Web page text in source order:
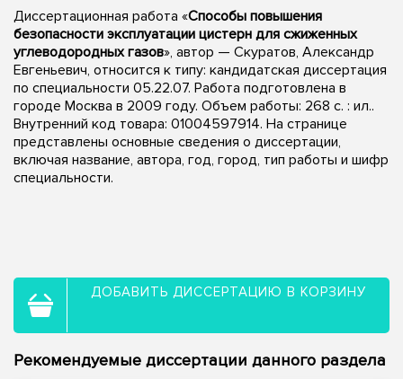
Диссертационная работа «Способы повышения
безопасности эксплуатации цистерн для сжиженных
углеводородных газов», автор — Скуратов, Александр
Евгеньевич, относится к типу: кандидатская диссертация
по специальности 05.22.07. Работа подготовлена в
городе Москва в 2009 году. Объем работы: 268 с. : ил..
Внутренний код товара: 01004597914. На странице
представлены основные сведения о диссертации,
включая название, автора, год, город, тип работы и шифр
специальности.
ДОБАВИТЬ ДИССЕРТАЦИЮ В КОРЗИНУ
Рекомендуемые диссертации данного раздела